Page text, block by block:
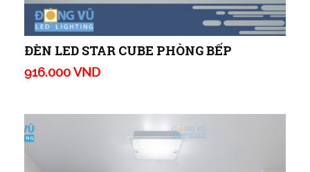
ĐÈN LED STAR CUBE PHÒNG BẾP
916.000 VND